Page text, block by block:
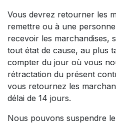
Vous devrez retourner les
remettre ou à une
recevoir les marchandises,
tout état de cause, au plus
compter du jour où vous
rétractation du présent
vous retournez les
délai de 14 jours.
Nous pouvons suspendre